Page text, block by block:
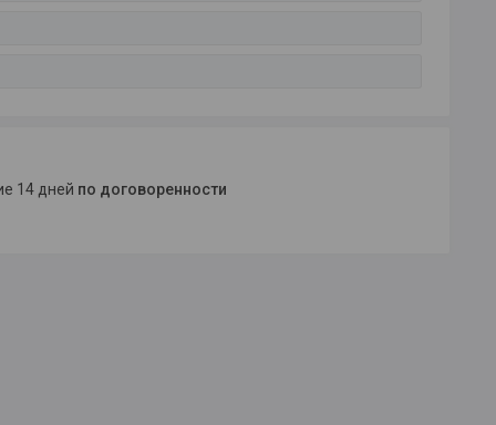
14 дней по договоренности